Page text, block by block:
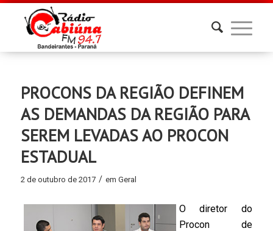
PROCONS DA REGIÃO DEFINEM
AS DEMANDAS DA REGIÃO PARA
SEREM LEVADAS AO PROCON
ESTADUAL
2 de outubro de 2017 / em Geral
O diretor do
Procon de